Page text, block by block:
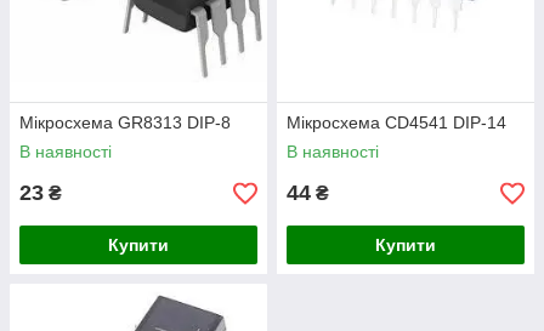
Мікросхема GR8313 DIP-8
В наявності
23 ₴
Купити
Мікросхема СD4541 DIP-14
В наявності
44 ₴
Купити